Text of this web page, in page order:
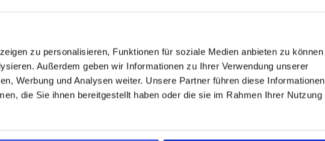
zu personalisieren, Funktionen für soziale Medien anbieten zu können
Außerdem geben wir Informationen zu Ihrer Verwendung unserer
Werbung und Analysen weiter. Unsere Partner führen diese Informationen
die Sie ihnen bereitgestellt haben oder die sie im Rahmen Ihrer Nutzung
+ All Inclusive toevoegen